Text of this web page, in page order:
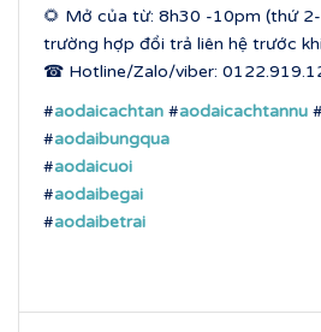
🌻 Mở của từ: 8h30 -10pm (thứ
trường hợp đổi trả liên hệ trước
☎ Hotline/Zalo/viber:
#aodaicachtan #aodaicachtannu #
#aodaibungqua
#aodaicuoi
#aodaibegai
#aodaibetrai